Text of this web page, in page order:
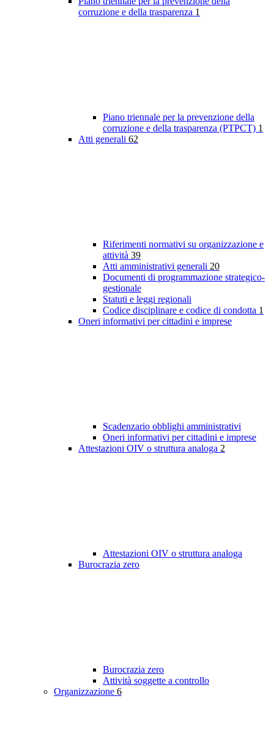
corruzione e della trasparenza 1
Piano triennale per la prevenzione della
corruzione e della trasparenza (PTPCT) 1
Atti generali 62
Riferimenti normativi su organizzazione e
attività 39
Atti amministrativi generali 20
Documenti di programmazione strategico-
gestionale
Statuti e leggi regionali
Codice disciplinare e codice di condotta 1
Oneri informativi per cittadini e imprese
Scadenzario obblighi amministrativi
Oneri informativi per cittadini e imprese
Attestazioni OIV o struttura analoga 2
Attestazioni OIV o struttura analoga
Burocrazia zero
Burocrazia zero
Attività soggette a controllo
Organizzazione 6